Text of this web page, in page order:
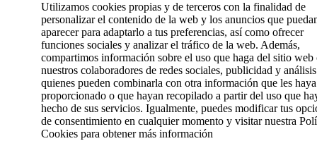
Utilizamos cookies propias y de terceros con la finalidad de
personalizar el contenido de la web y los anuncios que
aparecer para adaptarlo a tus preferencias, así como ofrecer
funciones sociales y analizar el tráfico de la web. Además,
compartimos información sobre el uso que haga del sitio web
nuestros colaboradores de redes sociales, publicidad y
quienes pueden combinarla con otra información que les haya
proporcionado o que hayan recopilado a partir del uso que
hecho de sus servicios. Igualmente, puedes modificar tus
de consentimiento en cualquier momento y visitar nuestra
Cookies para obtener más información